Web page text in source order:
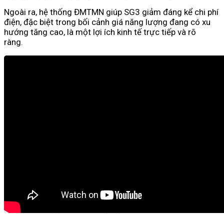
Ngoài ra, hệ thống ĐMTMN giúp SG3 giảm đáng kể chi phí
điện, đặc biệt trong bối cảnh giá năng lượng đang có xu
hướng tăng cao, là một lợi ích kinh tế trực tiếp và rõ
ràng.